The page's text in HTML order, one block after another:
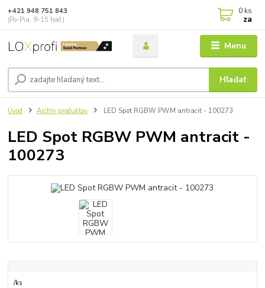
Menu
Hľadať
+421 948 751 843
(Po-Pia, 9-15 hod.)
0 ks
za
Úvod Archív produktov LED Spot RGBW PWM antracit - 100273
LED Spot RGBW PWM antracit -
100273
/ks